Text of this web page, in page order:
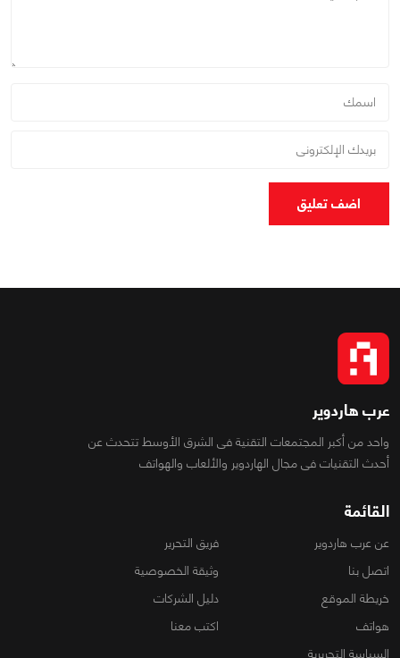
اضف تعليق
عرب هاردوير
واحد من أكبر المجتمعات التقنية فى الشرق الأوسط تتحدث عن
أحدث التقنيات فى مجال الهاردوير والألعاب والهواتف
القائمة
عن عرب هاردوير
فريق التحرير
اتصل بنا
وثيقة الخصوصية
خريطة الموقع
دليل الشركات
هواتف
اكتب معنا
السياسة التحريرية